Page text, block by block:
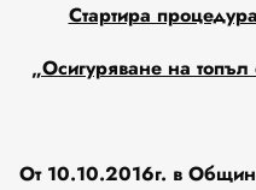
Стартира процедура
„Осигуряване на
От 10.10.2016г. в